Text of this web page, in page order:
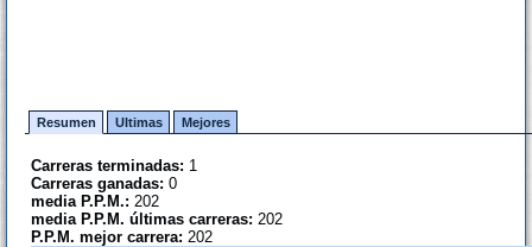
Resumen Ultimas Mejores
Carreras terminadas: 1
Carreras ganadas: 0
media P.P.M.: 202
media P.P.M. últimas carreras: 202
P.P.M. mejor carrera: 202